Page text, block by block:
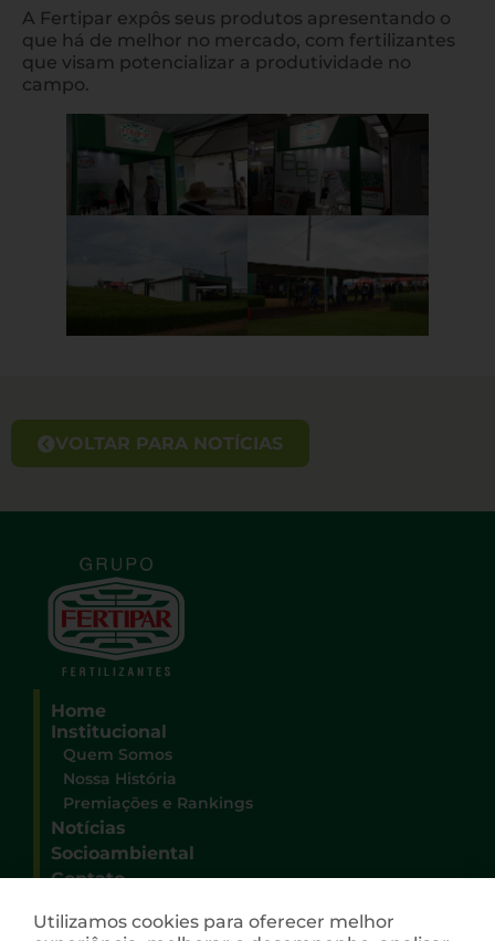
A Fertipar expôs seus produtos apresentando o
que há de melhor no mercado, com fertilizantes
que visam potencializar a produtividade no
campo.
VOLTAR PARA NOTÍCIAS
Home
Institucional
Quem Somos
Nossa História
Premiações e Rankings
Notícias
Socioambiental
Contato
Sede Administrativa Grupo Fertipar
Rua Deputado Heitor Alencar Furtado, 3100
Utilizamos cookies para oferecer melhor